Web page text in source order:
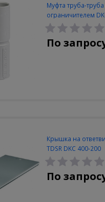
Муфта труба-труба
ограничителем
63mm IP40
По
Крышка на
TDSR DKC 400-200
По